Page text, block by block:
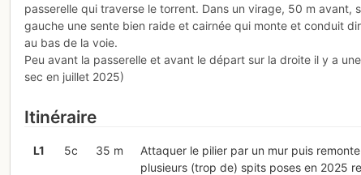
passerelle qui traverse le torrent. Dans un virage, 50 m avant,
gauche une sente bien raide et cairnée qui monte et conduit
au bas de la voie.
Peu avant la passerelle et avant le départ sur la droite il y a
sec en juillet 2025)
Itinéraire
L1 5c 35 m
Attaquer le pilier par un mur puis
plusieurs (trop de) spits poses en 2025